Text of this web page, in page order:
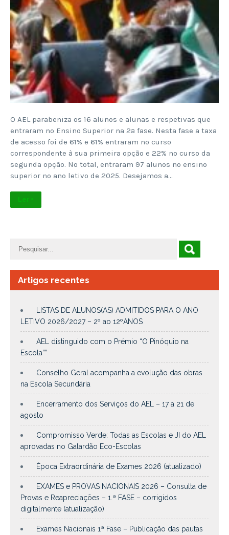
O AEL parabeniza os 16 alunos e alunas e respetivas que
entraram no Ensino Superior na 2ª fase. Nesta fase a taxa
de acesso foi de 61% e 61% entraram no curso
correspondente à sua primeira opção e 22% no curso da
segunda opção. No total, entraram 97 alunos no ensino
superior no ano letivo de 2025. Desejamos a…
Ler +
Artigos recentes
LISTAS DE ALUNOS(AS) ADMITIDOS PARA O ANO
LETIVO 2026/2027 – 2º ao 12ºANOS
AEL distinguido com o Prémio “O Pinóquio na
Escola””
Conselho Geral acompanha a evolução das obras
na Escola Secundária
Encerramento dos Serviços do AEL – 17 a 21 de
agosto
Compromisso Verde: Todas as Escolas e JI do AEL
aprovadas no Galardão Eco-Escolas
Época Extraordinária de Exames 2026 (atualizado)
EXAMES e PROVAS NACIONAIS 2026 – Consulta de
Provas e Reapreciações – 1.ª FASE – corrigidos
digitalmente (atualização)
Exames Nacionais 1ª Fase – Publicação das pautas